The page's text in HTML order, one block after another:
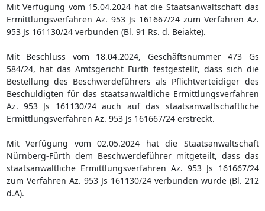
Mit Verfügung vom 15.04.2024 hat die Staatsanwaltschaft das
Ermittlungsverfahren Az. 953 Js 161667/24 zum Verfahren Az.
953 Js 161130/24 verbunden (Bl. 91 Rs. d. Beiakte).
Mit Beschluss vom 18.04.2024, Geschäftsnummer 473 Gs
584/24, hat das Amtsgericht Fürth festgestellt, dass sich die
Bestellung des Beschwerdeführers als Pflichtverteidiger des
Beschuldigten für das staatsanwaltliche Ermittlungsverfahren
Az. 953 Js 161130/24 auch auf das staatsanwaltschaftliche
Ermittlungsverfahren Az. 953 Js 161667/24 erstreckt.
Mit Verfügung vom 02.05.2024 hat die Staatsanwaltschaft
Nürnberg-Fürth dem Beschwerdeführer mitgeteilt, dass das
staatsanwaltliche Ermittlungsverfahren Az. 953 Js 161667/24
zum Verfahren Az. 953 Js 161130/24 verbunden wurde (Bl. 212
d.A).